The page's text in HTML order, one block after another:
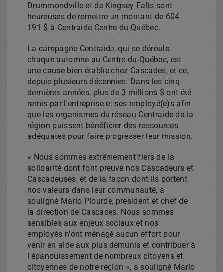
Drummondville et de Kingsey Falls sont
heureuses de remettre un montant de 604
191 $ à Centraide Centre-du-Québec.
La campagne Centraide, qui se déroule
chaque automne au Centre-du-Québec, est
une cause bien établie chez Cascades, et ce,
depuis plusieurs décennies. Dans les cinq
dernières années, plus de 3 millions $ ont été
remis par l'entreprise et ses employé(e)s afin
que les organismes du réseau Centraide de la
région puissent bénéficier des ressources
adéquates pour faire progresser leur mission.
« Nous sommes extrêmement fiers de la
solidarité dont font preuve nos Cascadeurs et
Cascadeuses, et de la façon dont ils portent
nos valeurs dans leur communauté, a
souligné Mario Plourde, président et chef de
la direction de Cascades. Nous sommes
sensibles aux enjeux sociaux et nos
employés n'ont ménagé aucun effort pour
venir en aide aux plus démunis et contribuer à
l'épanouissement de nombreux citoyens et
citoyennes de notre région », a souligné Mario